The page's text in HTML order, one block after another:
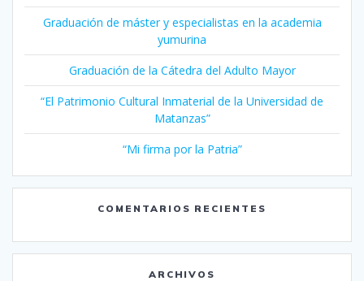
Graduación de máster y especialistas en la academia
yumurina
Graduación de la Cátedra del Adulto Mayor
“El Patrimonio Cultural Inmaterial de la Universidad de
Matanzas”
“Mi firma por la Patria”
COMENTARIOS RECIENTES
ARCHIVOS